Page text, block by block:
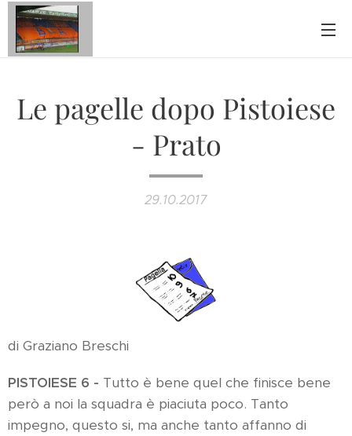
Le pagelle dopo Pistoiese
- Prato
29.10.2017
di Graziano Breschi
PISTOIESE 6 - Tutto è bene quel che finisce bene
però a noi la squadra è piaciuta poco. Tanto
impegno, questo si, ma anche tanto affanno di